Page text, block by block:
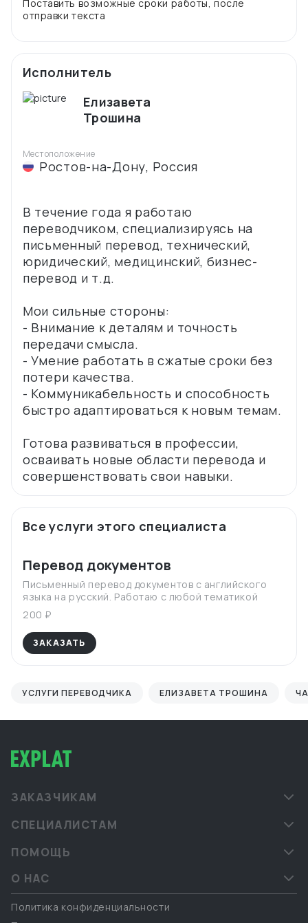
Поставить возможные сроки работы, после
Исполнитель
Елизавета
Трошина
Местоположение
Ростов-на-Дону, Россия
В течение года я работаю
переводчиком, специализируясь на
письменный перевод, технический,
юридический, медицинский, бизнес-
перевод и т.д.
Мои сильные стороны:
- Внимание к деталям и точность
передачи смысла.
- Умение работать в сжатые сроки без
потери качества.
- Коммуникабельность и способность
быстро адаптироваться к новым темам.
Готова развиваться в профессии,
осваивать новые области перевода и
Все услуги этого специалиста
Перевод документов
Письменный перевод документов с английского
языка на русский. Работаю с любой тематикой
200 ₽
ЗАКАЗАТЬ
УСЛУГИ ПЕРЕВОДЧИКА ЕЛИЗАВЕТА ТРОШИНА
ЗАКАЗЧИКАМ
СПЕЦИАЛИСТАМ
ПОМОЩЬ
О НАС
Политика конфиденциальности